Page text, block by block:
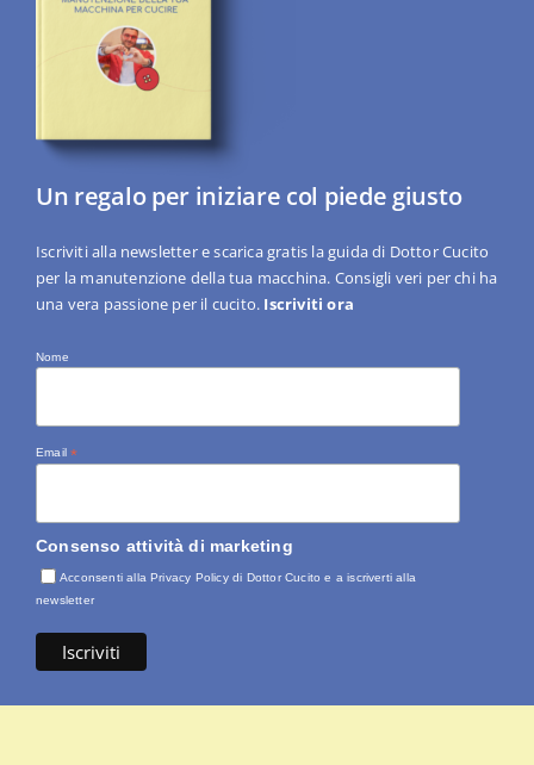
Un regalo per iniziare col piede giusto
Iscriviti alla newsletter e scarica gratis la guida di Dottor Cucito
per la manutenzione della tua macchina. Consigli veri per chi ha
una vera passione per il cucito. Iscriviti ora
Nome
Email*
Consenso attività di marketing
Acconsenti alla Privacy Policy di Dottor Cucito e a iscriverti alla
newsletter